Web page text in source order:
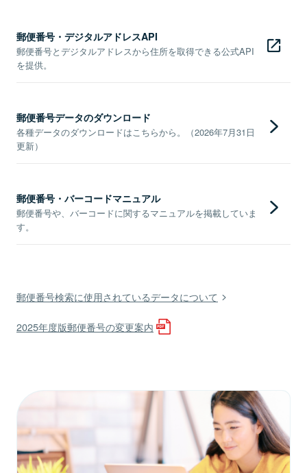
郵便番号・デジタルアドレスAPI
郵便番号とデジタルアドレスから住所を取得できる公式API
を提供。
郵便番号データのダウンロード
各種データのダウンロードはこちらから。（2026年7月31日
更新）
郵便番号・バーコードマニュアル
郵便番号や、バーコードに関するマニュアルを掲載していま
す。
郵便番号検索に使用されているデータについて
2025年度版郵便番号の変更案内